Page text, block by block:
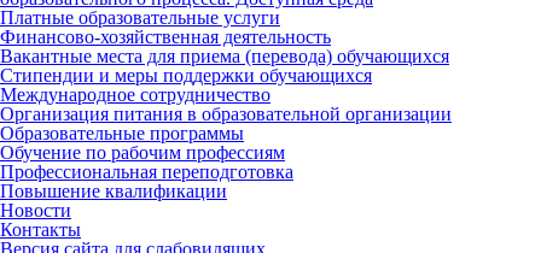
Платные образовательные услуги
Финансово-хозяйственная деятельность
Вакантные места для приема (перевода) обучающихся
Стипендии и меры поддержки обучающихся
Международное сотрудничество
Организация питания в образовательной организации
Образовательные программы
Обучение по рабочим профессиям
Профессиональная переподготовка
Повышение квалификации
Новости
Контакты
Версия сайта для слабовидящих